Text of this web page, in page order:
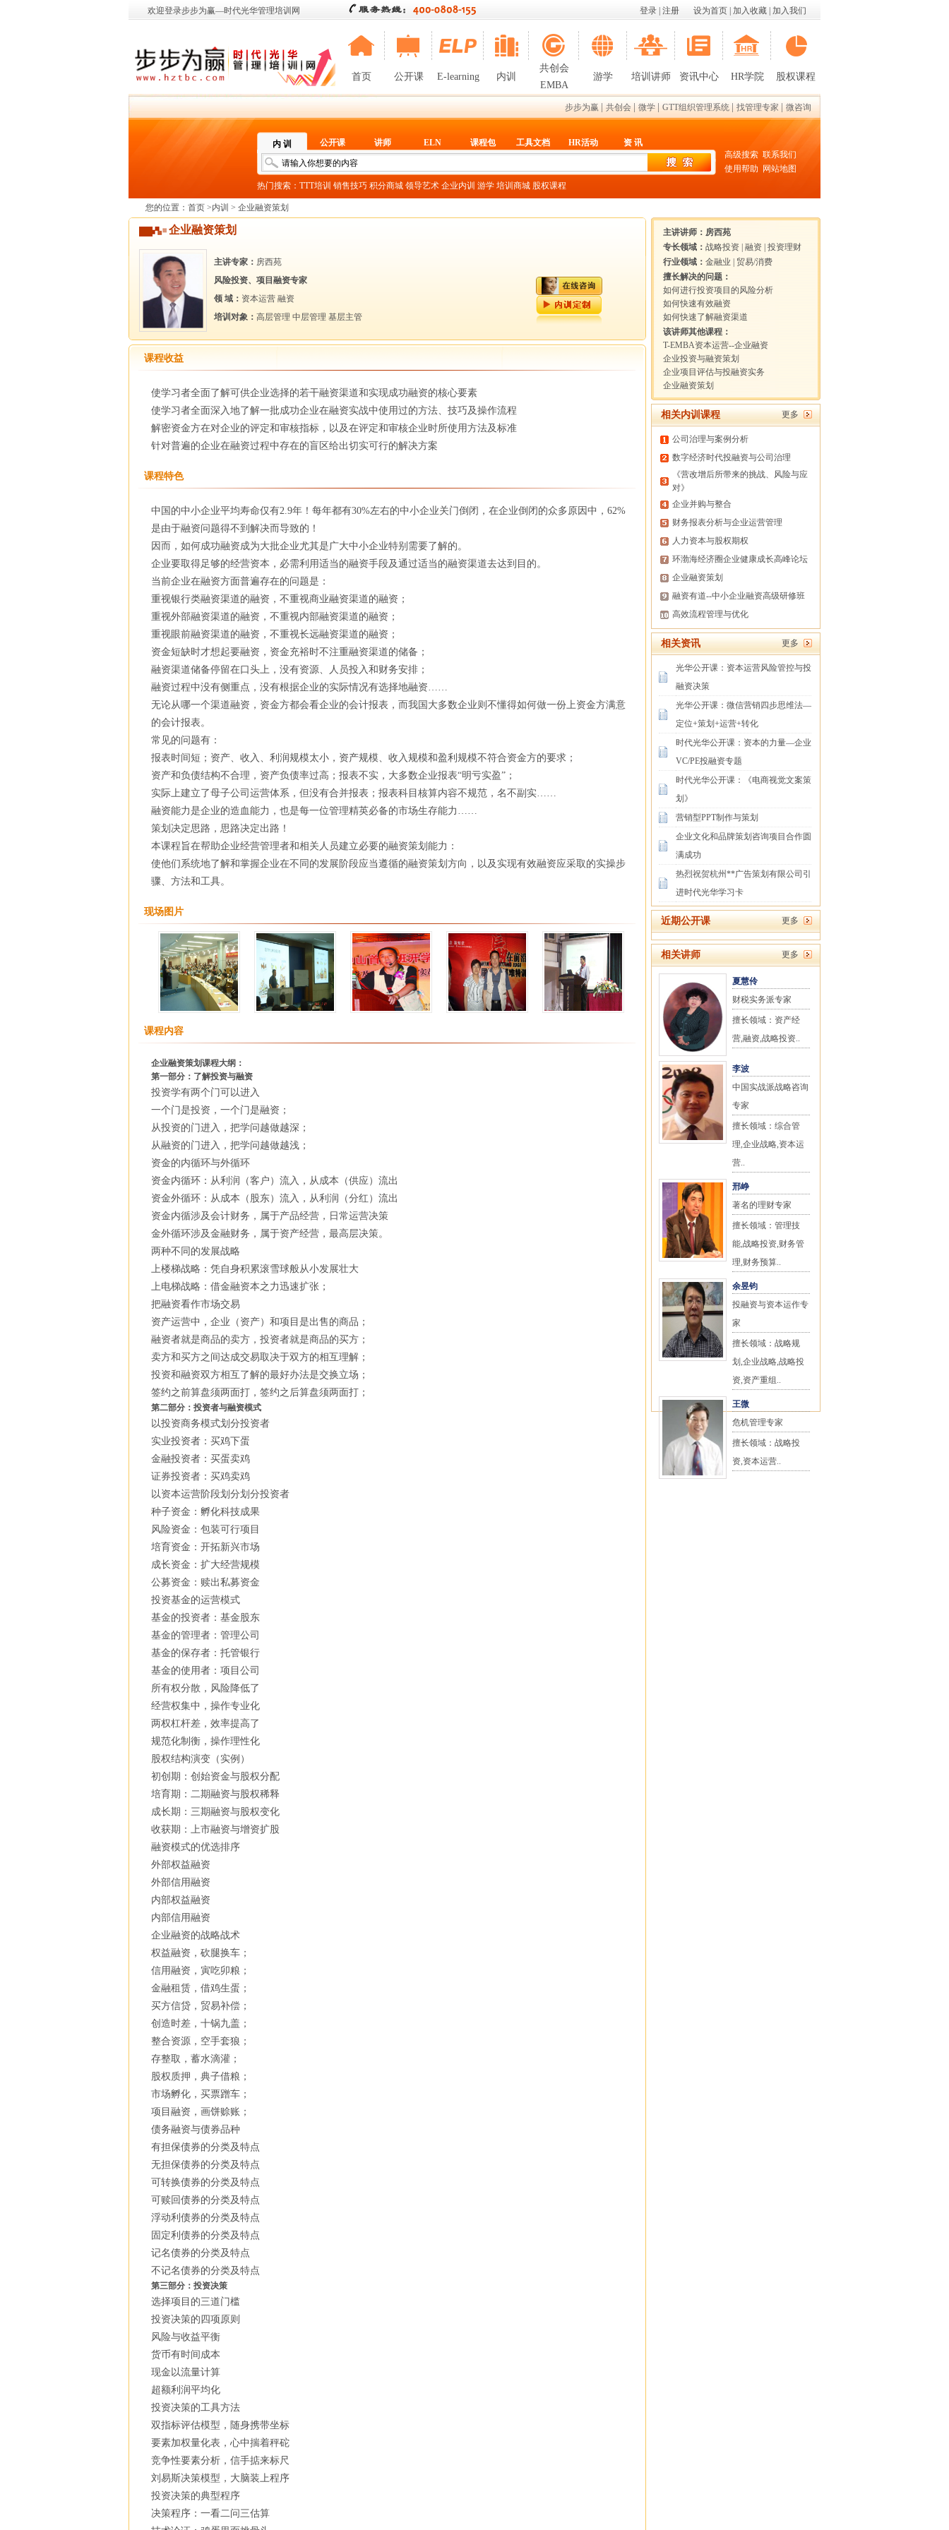
欢迎登录步步为赢—时代光华管理培训网 设为首页 加入收藏 加入我们
登录 注册
首页 公开课 E-learning 内训
共创会
EMBA
游学 培训讲师 资讯中心 HR学院 股权课程
步步为赢 共创会 微学 GTT组织管理系统 找管理专家 微咨询
内 训 公开课 讲师 ELN 课程包 工具文档 HR活动 资 讯
热门搜索： TTT培训 销售技巧 积分商城 领导艺术 企业内训 游学 培训商城 股权课程
高级搜索 联系我们
使用帮助
网站地图
您的位置： 首页 >内训 > 企业融资策划
企业融资策划
主讲专家： 房西苑
风险投资、项目融资专家
领 域： 资本运营 融资
培训对象： 高层管理 中层管理 基层主管
课程收益
使学习者全面了解可供企业选择的若干融资渠道和实现成功融资的核心要素
使学习者全面深入地了解一批成功企业在融资实战中使用过的方法、技巧及操作流程
解密资金方在对企业的评定和审核指标，以及在评定和审核企业时所使用方法及标准
针对普遍的企业在融资过程中存在的盲区给出切实可行的解决方案
课程特色
中国的中小企业平均寿命仅有2.9年！每年都有30%左右的中小企业关门倒闭，在企业倒闭的众多原因中，62%
是由于融资问题得不到解决而导致的！
因而，如何成功融资成为大批企业尤其是广大中小企业特别需要了解的。
企业要取得足够的经营资本，必需利用适当的融资手段及通过适当的融资渠道去达到目的。
当前企业在融资方面普遍存在的问题是：
重视银行类融资渠道的融资，不重视商业融资渠道的融资；
重视外部融资渠道的融资，不重视内部融资渠道的融资；
重视眼前融资渠道的融资，不重视长远融资渠道的融资；
资金短缺时才想起要融资，资金充裕时不注重融资渠道的储备；
融资渠道储备停留在口头上，没有资源、人员投入和财务安排；
融资过程中没有侧重点，没有根据企业的实际情况有选择地融资……
无论从哪一个渠道融资，资金方都会看企业的会计报表，而我国大多数企业则不懂得如何做一份上资金方满意
的会计报表。
常见的问题有：
报表时间短；资产、收入、利润规模太小，资产规模、收入规模和盈利规模不符合资金方的要求；
资产和负债结构不合理，资产负债率过高；报表不实，大多数企业报表“明亏实盈”；
实际上建立了母子公司运营体系，但没有合并报表；报表科目核算内容不规范，名不副实……
融资能力是企业的造血能力，也是每一位管理精英必备的市场生存能力……
策划决定思路，思路决定出路！
本课程旨在帮助企业经营管理者和相关人员建立必要的融资策划能力：
使他们系统地了解和掌握企业在不同的发展阶段应当遵循的融资策划方向，以及实现有效融资应采取的实操步
骤、方法和工具。
现场图片
课程内容
企业融资策划课程大纲：
第一部分：了解投资与融资
投资学有两个门可以进入
一个门是投资，一个门是融资；
从投资的门进入，把学问越做越深；
从融资的门进入，把学问越做越浅；
资金的内循环与外循环
资金内循环：从利润（客户）流入，从成本（供应）流出
资金外循环：从成本（股东）流入，从利润（分红）流出
资金内循涉及会计财务，属于产品经营，日常运营决策
金外循环涉及金融财务，属于资产经营，最高层决策。
两种不同的发展战略
上楼梯战略：凭自身积累滚雪球般从小发展壮大
上电梯战略：借金融资本之力迅速扩张；
把融资看作市场交易
资产运营中，企业（资产）和项目是出售的商品；
融资者就是商品的卖方，投资者就是商品的买方；
卖方和买方之间达成交易取决于双方的相互理解；
投资和融资双方相互了解的最好办法是交换立场；
签约之前算盘须两面打，签约之后算盘须两面打；
第二部分：投资者与融资模式
以投资商务模式划分投资者
实业投资者：买鸡下蛋
金融投资者：买蛋卖鸡
证券投资者：买鸡卖鸡
以资本运营阶段划分划分投资者
种子资金：孵化科技成果
风险资金：包装可行项目
培育资金：开拓新兴市场
成长资金：扩大经营规模
公募资金：赎出私募资金
投资基金的运营模式
基金的投资者：基金股东
基金的管理者：管理公司
基金的保存者：托管银行
基金的使用者：项目公司
所有权分散，风险降低了
经营权集中，操作专业化
两权杠杆差，效率提高了
规范化制衡，操作理性化
股权结构演变（实例）
初创期：创始资金与股权分配
培育期：二期融资与股权稀释
成长期：三期融资与股权变化
收获期：上市融资与增资扩股
融资模式的优选排序
外部权益融资
外部信用融资
内部权益融资
内部信用融资
企业融资的战略战术
权益融资，砍腿换车；
信用融资，寅吃卯粮；
金融租赁，借鸡生蛋；
买方信贷，贸易补偿；
创造时差，十锅九盖；
整合资源，空手套狼；
存整取，蓄水滴灌；
股权质押，典子借粮；
市场孵化，买票蹭车；
项目融资，画饼赊账；
债务融资与债券品种
有担保债券的分类及特点
无担保债券的分类及特点
可转换债券的分类及特点
可赎回债券的分类及特点
浮动利债券的分类及特点
固定利债券的分类及特点
记名债券的分类及特点
不记名债券的分类及特点
第三部分：投资决策
选择项目的三道门槛
投资决策的四项原则
风险与收益平衡
货币有时间成本
现金以流量计算
超额利润平均化
投资决策的工具方法
双指标评估模型，随身携带坐标
要素加权量化表，心中揣着秤砣
竞争性要素分析，信手掂来标尺
刘易斯决策模型，大脑装上程序
投资决策的典型程序
决策程序：一看二问三估算
主讲讲师： 房西苑
专长领域： 战略投资 融资 投资理财
行业领域： 金融业
贸易/消费
擅长解决的问题：
如何进行投资项目的风险分析
如何快速有效融资
如何快速了解融资渠道
该讲师其他课程：
T-EMBA资本运营--企业融资
企业投资与融资策划
企业项目评估与投融资实务
企业融资策划
相关内训课程 更多
公司治理与案例分析
数字经济时代投融资与公司治理
《营改增后所带来的挑战、风险与应
对》
企业并购与整合
财务报表分析与企业运营管理
人力资本与股权期权
环渤海经济圈企业健康成长高峰论坛
企业融资策划
融资有道--中小企业融资高级研修班
高效流程管理与优化
相关资讯 更多
光华公开课：资本运营风险管控与投
融资决策
光华公开课：微信营销四步思维法—
定位+策划+运营+转化
时代光华公开课：资本的力量—企业
VC/PE投融资专题
时代光华公开课：《电商视觉文案策
划》
营销型PPT制作与策划
企业文化和品牌策划咨询项目合作圆
满成功
热烈祝贺杭州**广告策划有限公司引
进时代光华学习卡
近期公开课 更多
相关讲师 更多
夏慧伶
财税实务派专家
擅长领域：资产经
营,融资,战略投资..
李波
中国实战派战略咨询
专家
擅长领域：综合管
理,企业战略,资本运
营..
邢峥
著名的理财专家
擅长领域：管理技
能,战略投资,财务管
理,财务预算..
余昱钧
投融资与资本运作专
家
擅长领域：战略规
划,企业战略,战略投
资,资产重组..
王微
危机管理专家
擅长领域：战略投
资,资本运营..